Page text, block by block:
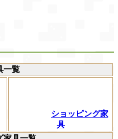
一覧
ショッピング家
具